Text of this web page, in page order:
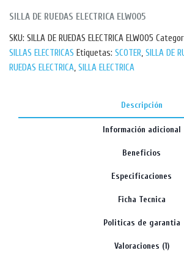
SILLA DE RUEDAS ELECTRICA ELW005
SKU: SILLA DE RUEDAS ELECTRICA ELW005
SILLAS ELECTRICAS Etiquetas: SCOTER, SILLA DE
RUEDAS ELECTRICA, SILLA ELECTRICA
Descripción
Información adicional
Beneficios
Especificaciones
Ficha Tecnica
Politicas de garantia
Valoraciones (1)